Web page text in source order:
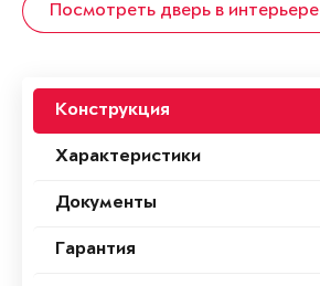
Посмотреть дверь в интерьере
Конструкция
Характеристики
Документы
Гарантия